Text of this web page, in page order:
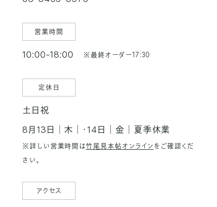
営業時間
10:00-18:00 ※最終オーダー17:30
定休日
土日祝
8月13日│木│・14日│金│夏季休業
※詳しい営業時間は竹尾見本帖オンライン をご確認くだ
さい。
アクセス